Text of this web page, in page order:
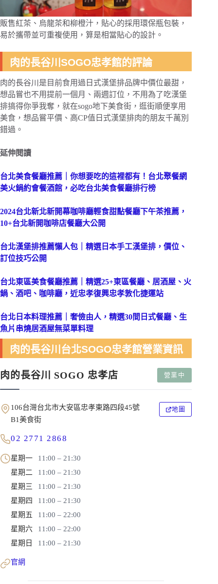
販售紅茶、烏龍茶和柳橙汁，貼心的採用環保瓶包裝，
易於攜帶並可重複使用，算是相當貼心的設計。
肉的長谷川SOGO忠孝館的評論
肉的長谷川是目前食用過日式漢堡排品牌中價位最甜，
想品嘗也不用提前一個月、兩週訂位，不用為了吃漢堡
排搞得你爭我奪，就在sogo地下美食街，逛街順便享用
美食，想品嘗平價、高CP值日式漢堡排肉的朋友千萬別
錯過。
延伸閱讀
台北美食餐廳推薦｜你想要吃的這裡都有！台北聚餐網
美火鍋約會餐酒館，必吃台北美食餐廳排行榜
2024台北新北新開幕咖啡廳輕食甜點餐廳下午茶推薦，
10+台北新開咖啡店餐廳大公開
台北漢堡排推薦懶人包｜精選日本手工漢堡排，價位、
訂位技巧公開
台北東區美食餐廳推薦｜精選25+東區餐廳、居酒屋、火
鍋、酒吧、咖啡廳，近忠孝復興忠孝敦化捷運站
台北日本料理推薦｜奢儉由人，精選30間日式餐廳、生
魚片串燒居酒屋無菜單料理
肉的長谷川台北SOGO忠孝館營業資訊
肉的長谷川 SOGO 忠孝店 營業中
106台灣台北市大安區忠孝東路四段45號
B1美食街
地圖
02 2771 2868
星期一
11:00 – 21:30
星期二
11:00 – 21:30
星期三
11:00 – 21:30
星期四
11:00 – 21:30
星期五
11:00 – 22:00
星期六
11:00 – 22:00
星期日
11:00 – 21:30
官網